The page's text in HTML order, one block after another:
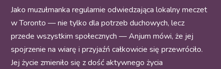
Jako muzułmanka regularnie odwiedzająca lokalny meczet
w Toronto — nie tylko dla potrzeb duchowych, lecz
przede wszystkim społecznych — Anjum mówi, że jej
spojrzenie na wiarę i przyjaźń całkowicie się przewróciło.
Jej życie zmieniło się z dość aktywnego życia